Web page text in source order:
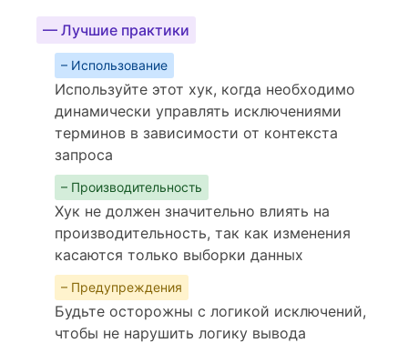
— Лучшие практики
– Использование
Используйте этот хук, когда необходимо
динамически управлять исключениями
терминов в зависимости от контекста
запроса
– Производительность
Хук не должен значительно влиять на
производительность, так как изменения
касаются только выборки данных
– Предупреждения
Будьте осторожны с логикой исключений,
чтобы не нарушить логику вывода